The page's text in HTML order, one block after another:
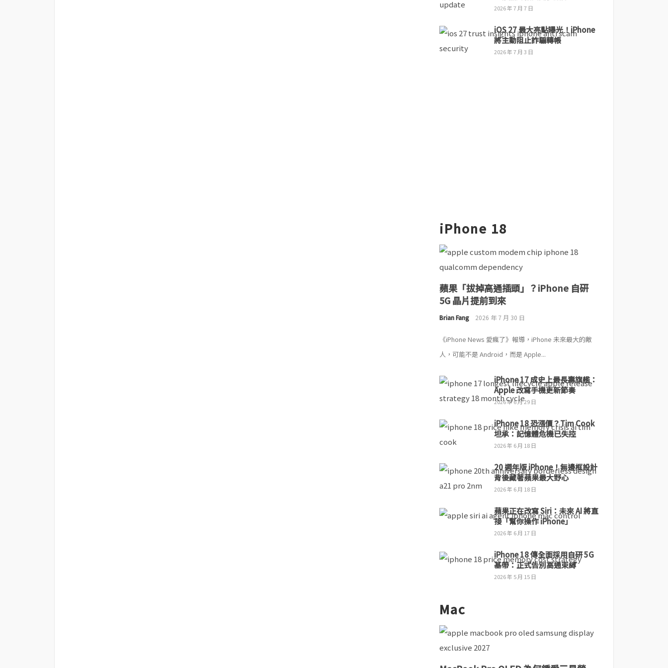
2026 年 7 月 7 日
iOS 27 最大亮點曝光！iPhone
將主動阻止詐騙轉帳
2026 年 7 月 3 日
iPhone 18
蘋果「拔掉高通插頭」？iPhone 自研
5G 晶片提前到來
Brian Fang 2026 年 7 月 30 日
《iPhone News 愛瘋了》報導，iPhone 未來最大的敵
人，可能不是 Android，而是 Apple...
iPhone 17 成史上最長壽旗艦：
Apple 改寫手機更新節奏
2026 年 6 月 29 日
iPhone 18 恐漲價？Tim Cook
坦承：記憶體危機已失控
2026 年 6 月 18 日
20 週年版 iPhone！無邊框設計
背後藏著蘋果最大野心
2026 年 6 月 18 日
蘋果正在改寫 Siri：未來 AI 將直
接「幫你操作 iPhone」
2026 年 6 月 17 日
iPhone 18 傳全面採用自研 5G
基帶：正式告別高通束縛
2026 年 5 月 15 日
Mac